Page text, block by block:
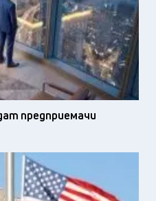
предприемачи